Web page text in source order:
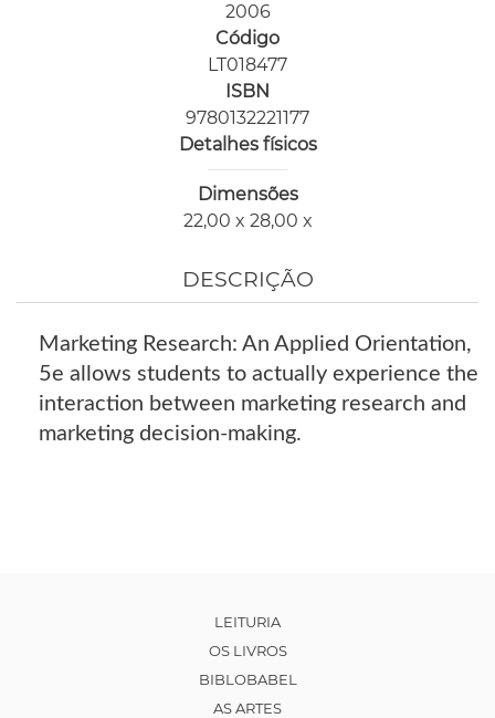
2006
Código
LT018477
ISBN
9780132221177
Detalhes físicos
Dimensões
22,00 x 28,00 x
DESCRIÇÃO
Marketing Research: An Applied Orientation,
5e allows students to actually experience the
interaction between marketing research and
marketing decision-making.
LEITURIA
OS LIVROS
BIBLOBABEL
AS ARTES